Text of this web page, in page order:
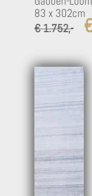
83 x 302cm
€ 1.752,-